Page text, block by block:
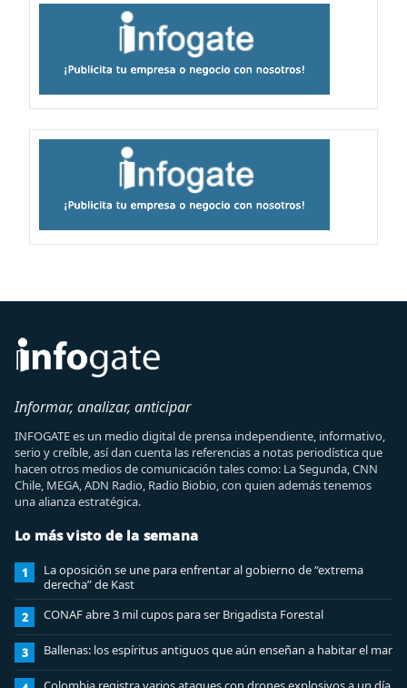
Informar, analizar, anticipar
INFOGATE es un medio digital de prensa independiente, informativo,
serio y creíble, así dan cuenta las referencias a notas periodística que
hacen otros medios de comunicación tales como: La Segunda, CNN
Chile, MEGA, ADN Radio, Radio Biobio, con quien además tenemos
una alianza estratégica.
Lo más visto de la semana
1
La oposición se une para enfrentar al gobierno de “extrema
derecha” de Kast
2 CONAF abre 3 mil cupos para ser Brigadista Forestal
3 Ballenas: los espíritus antiguos que aún enseñan a habitar el mar